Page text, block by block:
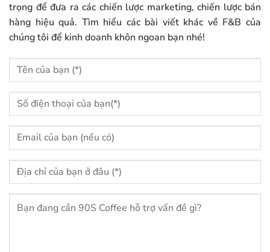
trọng để đưa ra các chiến lược marketing, chiến lược bán
hàng hiệu quả. Tìm hiểu các bài viết khác về F&B của
chúng tôi để kinh doanh khôn ngoan bạn nhé!